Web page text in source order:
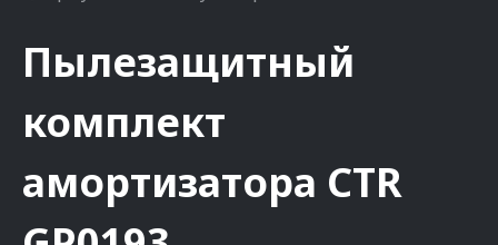
Пылезащитный
комплект
амортизатора CTR